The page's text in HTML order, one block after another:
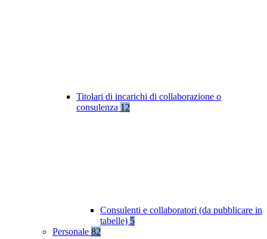
Titolari di incarichi di collaborazione o
consulenza 12
Consulenti e collaboratori (da pubblicare in
tabelle) 5
Personale 82